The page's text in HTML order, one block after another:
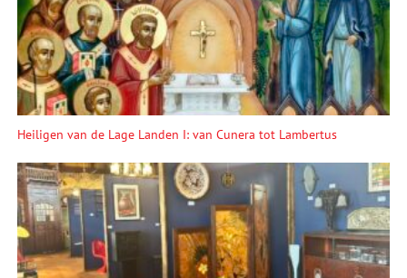
Heiligen van de Lage Landen I: van Cunera tot Lambertus